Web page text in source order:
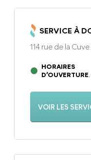
SERVICE À
114 rue de la
HORAIRES
D’OUVERTURE
VENDREDI DE
17H30.
VOIR LES